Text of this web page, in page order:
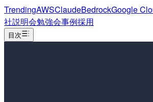
TrendingAWSClaudeBedrockGoogle
社説明会勉強会事例採用
目次